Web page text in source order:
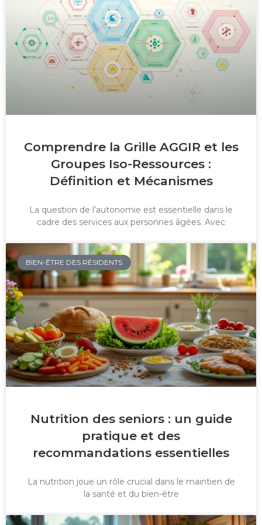
Comprendre la Grille AGGIR et les
Groupes Iso-Ressources :
Définition et Mécanismes
La question de l’autonomie est essentielle dans le
cadre des services aux personnes âgées. Avec
BIEN-ÊTRE DES RÉSIDENTS
Nutrition des seniors : un guide
pratique et des
recommandations essentielles
La nutrition joue un rôle crucial dans le maintien de
la santé et du bien-être